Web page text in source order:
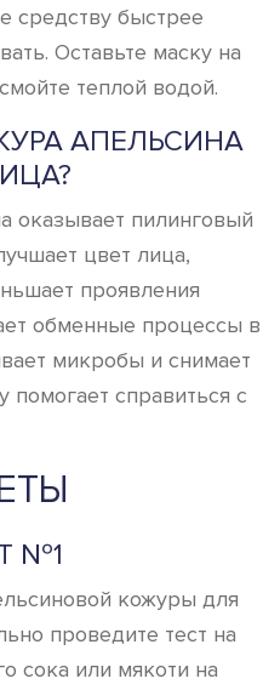
средству быстрее
Оставьте маску на
теплой водой.
АПЕЛЬСИНА
оказывает пилинговый
цвет лица,
проявления
обменные процессы в
микробы и снимает
помогает справиться с
№1
кожуры для
проведите тест на
сока или мякоти на